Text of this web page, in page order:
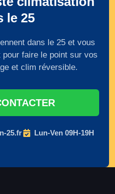
le 25
dans le 25 et vous
faire le point sur vos
et clim réversible.
25.fr Lun-Ven 09H-19H